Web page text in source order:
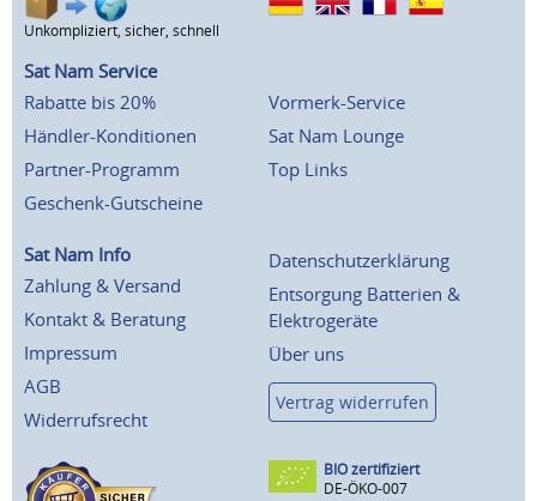
Unkompliziert, sicher, schnell
Sat Nam Service
Rabatte bis 20%
Händler-Konditionen
Partner-Programm
Geschenk-Gutscheine
Vormerk-Service
Sat Nam Lounge
Top Links
Sat Nam Info
Zahlung & Versand
Kontakt & Beratung
Impressum
AGB
Widerrufsrecht
Datenschutzerklärung
Entsorgung Batterien &
Elektrogeräte
Über uns
Vertrag widerrufen
BIO zertifiziert
DE-ÖKO-007